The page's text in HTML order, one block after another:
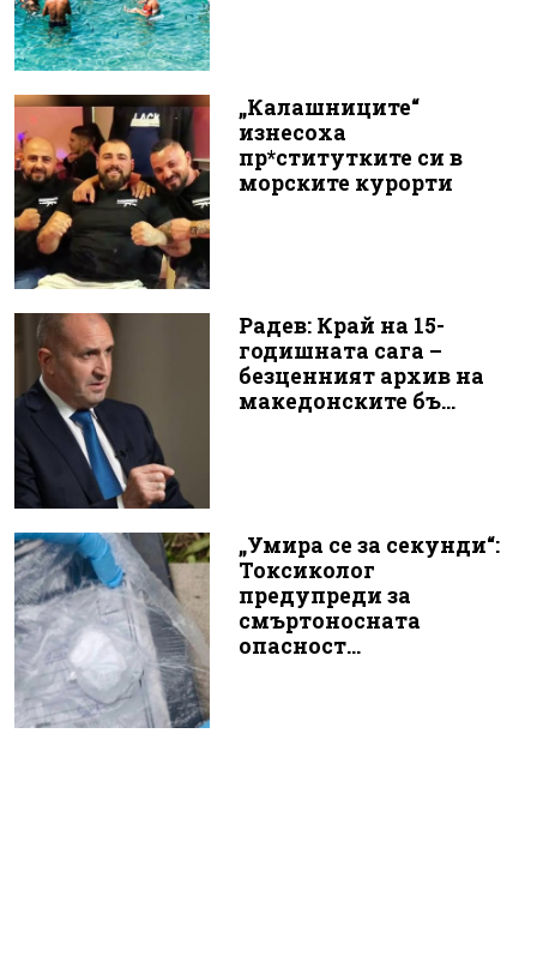
„Калашниците“
изнесоха
пр*ститутките си в
морските курорти
Радев: Край на 15-
годишната сага –
безценният архив на
македонските бъ...
„Умира се за секунди“:
Токсиколог
предупреди за
смъртоносната
опасност...